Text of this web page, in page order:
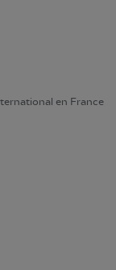
en France